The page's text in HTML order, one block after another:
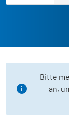
Bitte
an,